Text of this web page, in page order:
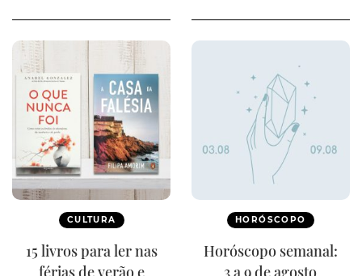
CULTURA
15 livros para ler nas
férias de verão e
HORÓSCOPO
Horóscopo semanal:
3 a 9 de agosto